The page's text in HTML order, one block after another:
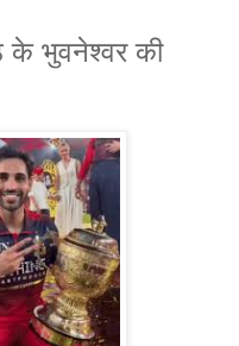
के भुवनेश्वर की